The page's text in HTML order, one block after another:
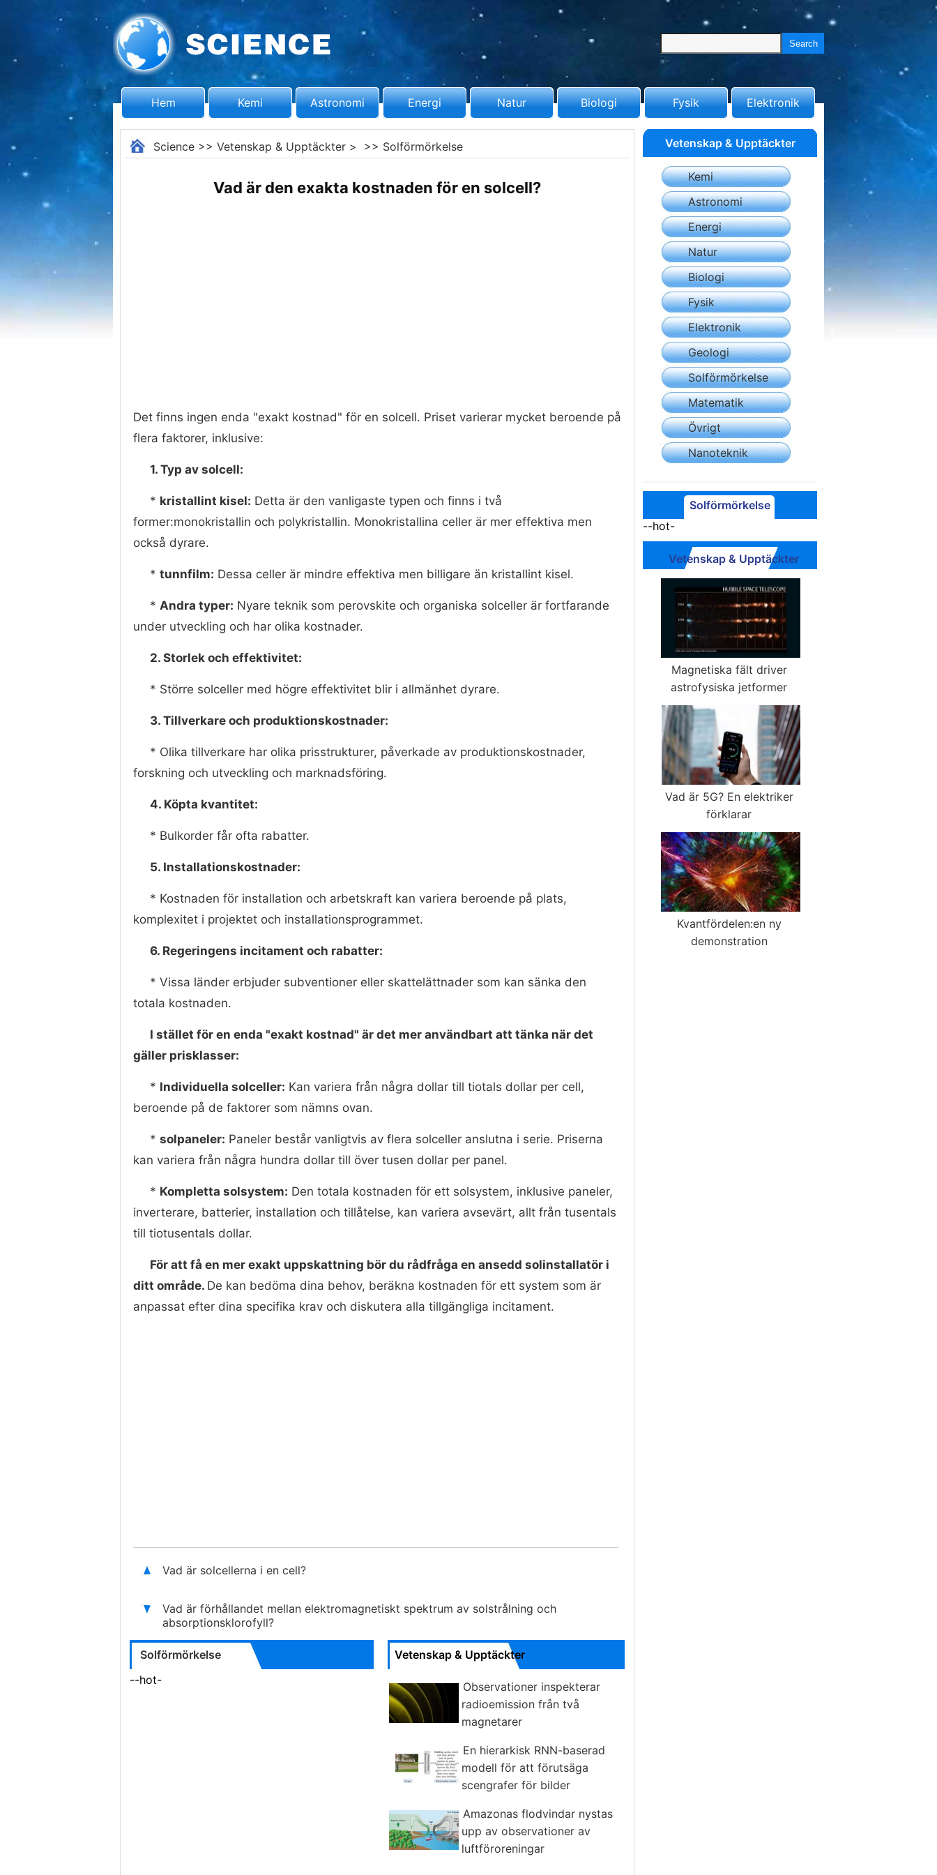
Hem Kemi Astronomi Energi Natur Biologi Fysik Elektronik
Science>> Vetenskap & Upptäckter> >> Solförmörkelse
Vad är den exakta kostnaden för en solcell?
Det finns ingen enda "exakt kostnad" för en solcell. Priset varierar mycket beroende på
flera faktorer, inklusive:
1. Typ av solcell:
* kristallint kisel: Detta är den vanligaste typen och finns i två
former:monokristallin och polykristallin. Monokristallina celler är mer effektiva men
också dyrare.
* tunnfilm: Dessa celler är mindre effektiva men billigare än kristallint kisel.
* Andra typer: Nyare teknik som perovskite och organiska solceller är fortfarande
under utveckling och har olika kostnader.
2. Storlek och effektivitet:
* Större solceller med högre effektivitet blir i allmänhet dyrare.
3. Tillverkare och produktionskostnader:
* Olika tillverkare har olika prisstrukturer, påverkade av produktionskostnader,
forskning och utveckling och marknadsföring.
4. Köpta kvantitet:
* Bulkorder får ofta rabatter.
5. Installationskostnader:
* Kostnaden för installation och arbetskraft kan variera beroende på plats,
komplexitet i projektet och installationsprogrammet.
6. Regeringens incitament och rabatter:
* Vissa länder erbjuder subventioner eller skattelättnader som kan sänka den
totala kostnaden.
I stället för en enda "exakt kostnad" är det mer användbart att tänka när det
gäller prisklasser:
* Individuella solceller: Kan variera från några dollar till tiotals dollar per cell,
beroende på de faktorer som nämns ovan.
* solpaneler: Paneler består vanligtvis av flera solceller anslutna i serie. Priserna
kan variera från några hundra dollar till över tusen dollar per panel.
* Kompletta solsystem: Den totala kostnaden för ett solsystem, inklusive paneler,
inverterare, batterier, installation och tillåtelse, kan variera avsevärt, allt från tusentals
till tiotusentals dollar.
För att få en mer exakt uppskattning bör du rådfråga en ansedd solinstallatör i
ditt område. De kan bedöma dina behov, beräkna kostnaden för ett system som är
anpassat efter dina specifika krav och diskutera alla tillgängliga incitament.
Vad är solcellerna i en cell?
Vad är förhållandet mellan elektromagnetiskt spektrum av solstrålning och
absorptionsklorofyll?
Solförmörkelse
--hot-
Vetenskap & Upptäckter
Observationer inspekterar
radioemission från två
magnetarer
En hierarkisk RNN-baserad
modell för att förutsäga
scengrafer för bilder
Amazonas flodvindar nystas
upp av observationer av
luftföroreningar
Vetenskap & Upptäckter
Kemi
Astronomi
Energi
Natur
Biologi
Fysik
Elektronik
Geologi
Solförmörkelse
Matematik
Övrigt
Nanoteknik
Solförmörkelse
--hot-
Vetenskap & Upptäckter
Magnetiska fält driver
astrofysiska jetformer
Vad är 5G? En elektriker
förklarar
Kvantfördelen:en ny
demonstration